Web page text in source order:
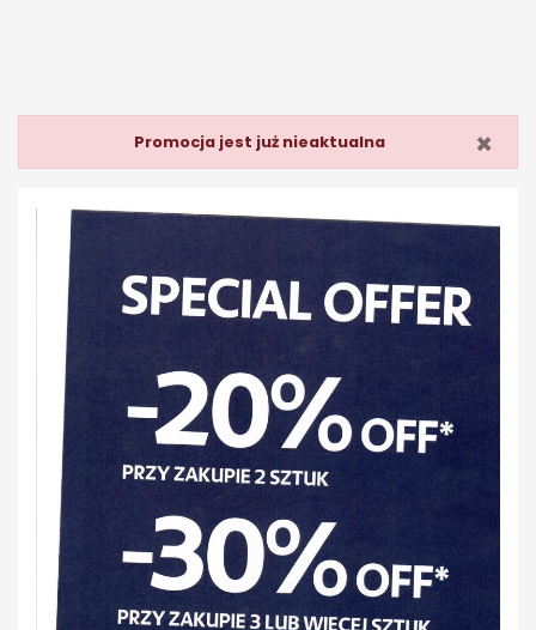
Promocja jest już nieaktualna ×